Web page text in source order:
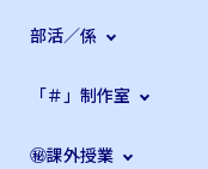
部活／係
「＃」制作室
㊙課外授業